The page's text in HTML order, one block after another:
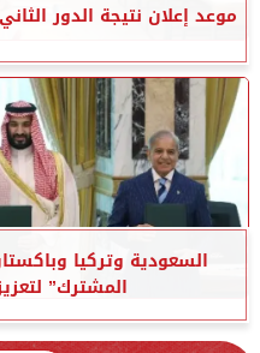
موعد إعلان نتيجة الدور الثاني
السعودية وتركيا
المشترك”